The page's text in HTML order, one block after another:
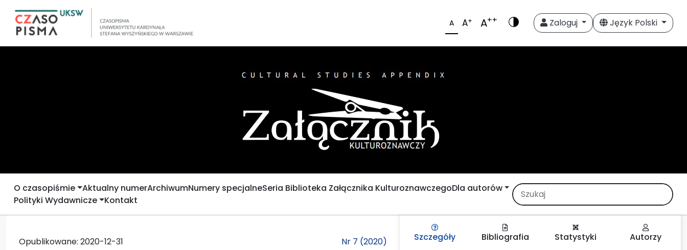
A A+ A++ Zaloguj Język Polski
O czasopiśmie Aktualny numerArchiwumNumery specjalneSeria Biblioteka Załącznika KulturoznawczegoDla autorów
Polityki Wydawnicze Kontakt
Opublikowane: 2020-12-31 Nr 7 (2020) Szczegóły Bibliografia Statystyki Autorzy